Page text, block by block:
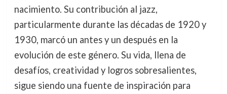
nacimiento. Su contribución al jazz,
particularmente durante las décadas de 1920 y
1930, marcó un antes y un después en la
evolución de este género. Su vida, llena de
desafíos, creatividad y logros sobresalientes,
sigue siendo una fuente de inspiración para